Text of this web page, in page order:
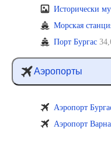
Исторически
Морская
Порт Бургас
Аэропорты
Аэропорт
Аэропорт Варна